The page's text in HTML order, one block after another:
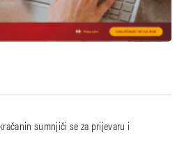
sumnjiči se za prijevaru i